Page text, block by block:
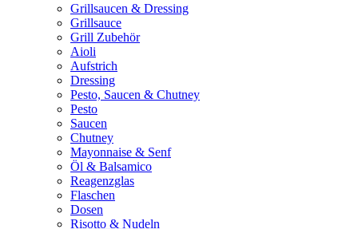
Grillsaucen & Dressing
Grillsauce
Grill Zubehör
Aioli
Aufstrich
Dressing
Pesto, Saucen & Chutney
Pesto
Saucen
Chutney
Mayonnaise & Senf
Öl & Balsamico
Reagenzglas
Flaschen
Dosen
Risotto & Nudeln